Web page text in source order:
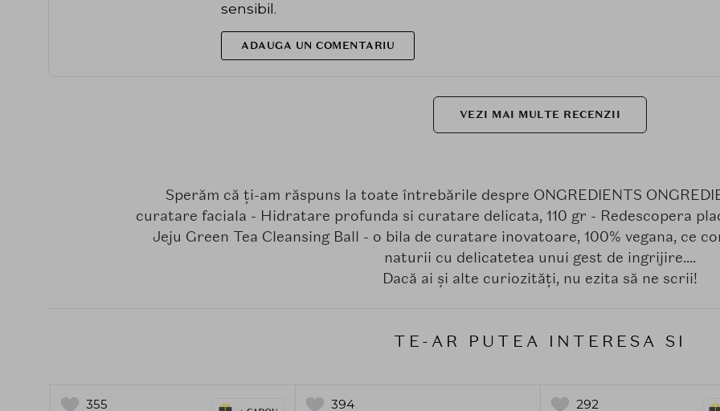
sensibil.
ADAUGA UN COMENTARIU
VEZI MAI MULTE RECENZII
Sperăm că ți-am răspuns la toate întrebările despre ONGREDIENTS
curatare faciala - Hidratare profunda si curatare delicata, 110 gr - Redescopera
Jeju Green Tea Cleansing Ball - o bila de curatare inovatoare, 100% vegana, ce
naturii cu delicatetea unui gest de ingrijire....
Dacă ai și alte curiozități, nu ezita să ne scrii!
TE-AR PUTEA INTERESA SI
355 394 292